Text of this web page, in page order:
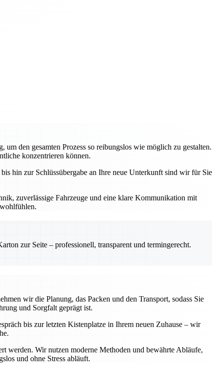
den gesamten Prozess so reibungslos wie möglich zu gestalten.
konzentrieren können.
hin zur Schlüssübergabe an Ihre neue Unterkunft sind wir für Sie
zuverlässige Fahrzeuge und eine klare Kommunikation mit
zur Seite – professionell, transparent und termingerecht.
wir die Planung, das Packen und den Transport, sodass Sie
und Sorgfalt geprägt ist.
bis zur letzten Kistenplatze in Ihrem neuen Zuhause – wir
werden. Wir nutzen moderne Methoden und bewährte Abläufe,
und ohne Stress abläuft.